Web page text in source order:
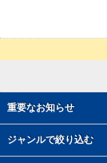
重要なお知らせ
ジャンルで絞り込む